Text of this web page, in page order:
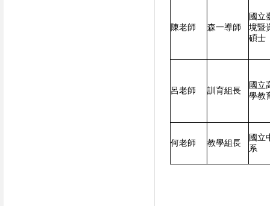
陳老師 森一導師
國立
境暨
碩士
呂老師 訓育組長
國立
學教
何老師 教學組長
國立
系